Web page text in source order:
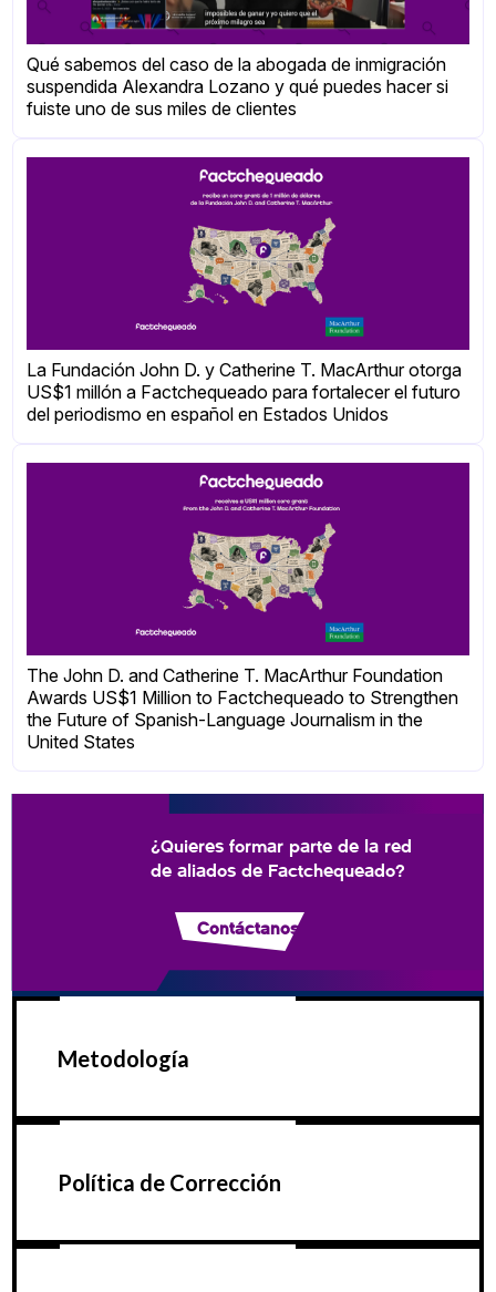
Qué sabemos del caso de la abogada de inmigración
suspendida Alexandra Lozano y qué puedes hacer si
fuiste uno de sus miles de clientes
La Fundación John D. y Catherine T. MacArthur otorga
US$1 millón a Factchequeado para fortalecer el futuro
del periodismo en español en Estados Unidos
The John D. and Catherine T. MacArthur Foundation
Awards US$1 Million to Factchequeado to Strengthen
the Future of Spanish-Language Journalism in the
United States
¿Quieres formar parte de la red
de aliados de Factchequeado?
Contáctanos
Metodología
Política de Corrección